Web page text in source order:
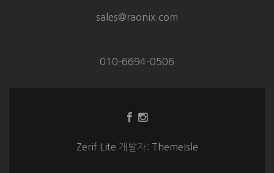
sales@raonix.com
010-6694-0506
Facebook
크
Instagram
크
Zerif Lite 개발자: ThemeIsle